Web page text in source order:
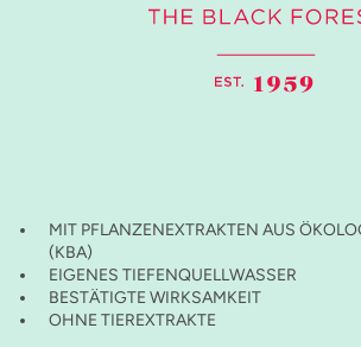
MIT PFLANZENEXTRAKTEN AUS
(KBA)
EIGENES TIEFENQUELLWASSER
BESTÄTIGTE WIRKSAMKEIT
OHNE TIEREXTRAKTE